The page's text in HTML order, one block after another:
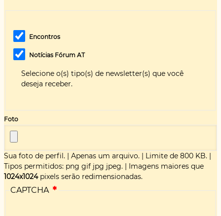
Encontros
Notícias Fórum AT
Selecione o(s) tipo(s) de newsletter(s) que você
deseja receber.
Foto
Sua foto de perfil. | Apenas um arquivo. | Limite de 800 KB. |
Tipos permitidos: png gif jpg jpeg. | Imagens maiores que
1024x1024pixels serão redimensionadas.
CAPTCHA